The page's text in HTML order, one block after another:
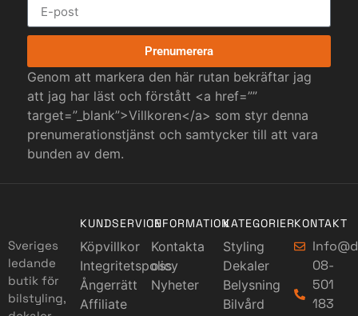
Prenumerera
Genom att markera den här rutan bekräftar jag
att jag har läst och förstått <a href=””
target=”_blank”>Villkoren</a> som styr denna
prenumerationstjänst och samtycker till att vara
bunden av dem.
Sveriges
ledande
butik för
bilstyling,
KUNDSERVICE
Köpvillkor
Integritetspolicy
Ångerrätt
Affiliate
INFORMATION
Kontakta
oss
Nyheter
KATEGORIER
Styling
Dekaler
Belysning
Bilvård
KONTAKT
08-
501
183